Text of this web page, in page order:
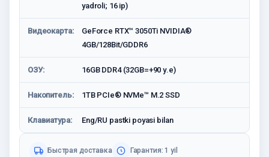
yadroli; 16 ip)
Видеокарта:
GeForce RTX™ 3050Ti NVIDIA®
4GB/128Bit/GDDR6
ОЗУ: 16GB DDR4 (32GB=+90 у.е)
Накопитель: 1TB PCIe® NVMe™ M.2 SSD
Клавиатура: Eng/RU pastki poyasi bilan
Быстрая доставка Гарантия: 1 yil